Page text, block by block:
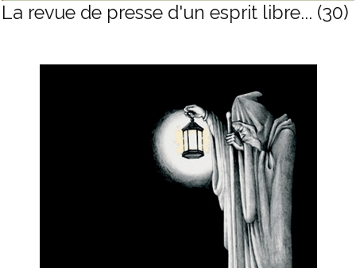
La revue de presse d'un esprit libre... (30)